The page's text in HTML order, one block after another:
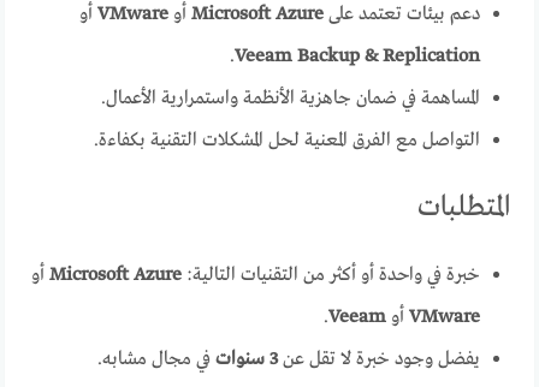
دعم بيئات تعتمد علىMicrosoft Azure أوVMware أو
Veeam Backup & Replication
.
المساهمة في ضمان جاهزية الأنظمة واستمرارية الأعمال.
التواصل مع الفرق المعنية لحل المشكلات التقنية بكفاءة.
المتطلبات
خبرة في واحدة أو أكثر من التقنيات التالية:Microsoft Azure أو
VMware أوVeeam
.
يفضل وجود خبرة لا تقل عن3 سنوات
في مجال مشابه.